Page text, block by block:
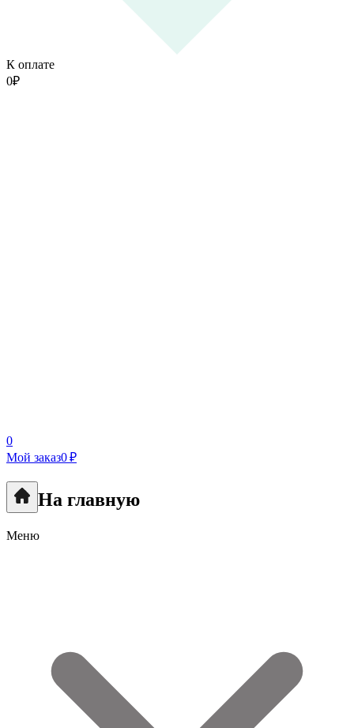
К оплате
0₽
0
Мой заказ0 ₽
На главную
Меню